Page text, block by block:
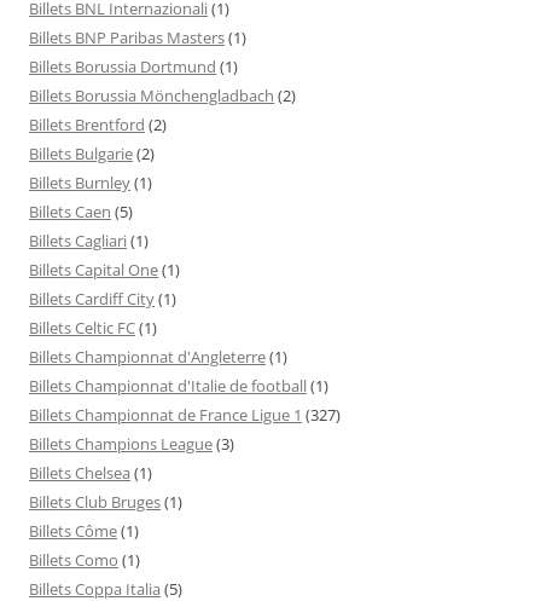
Billets BNL Internazionali(1)
Billets BNP Paribas Masters(1)
Billets Borussia Dortmund (1)
Billets Borussia Mönchengladbach (2)
Billets Brentford (2)
Billets Bulgarie(2)
Billets Burnley(1)
Billets Caen (5)
Billets Cagliari(1)
Billets Capital One(1)
Billets Cardiff City(1)
Billets Celtic FC(1)
Billets Championnat d'Angleterre(1)
Billets Championnat d'Italie de football(1)
Billets Championnat de France Ligue 1 (327)
Billets Champions League(3)
Billets Chelsea (1)
Billets Club Bruges(1)
Billets Côme(1)
Billets Como (1)
Billets Coppa Italia (5)